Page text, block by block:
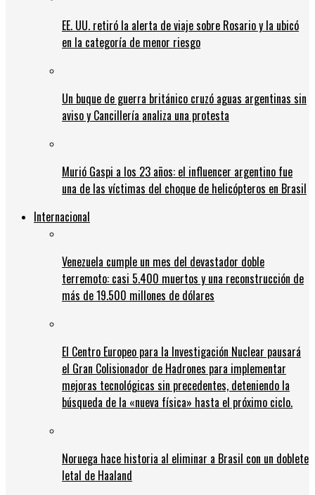
EE. UU. retiró la alerta de viaje sobre Rosario y la ubicó
en la categoría de menor riesgo
Un buque de guerra británico cruzó aguas argentinas sin
aviso y Cancillería analiza una protesta
Murió Gaspi a los 23 años: el influencer argentino fue
una de las víctimas del choque de helicópteros en Brasil
Internacional
Venezuela cumple un mes del devastador doble
terremoto: casi 5.400 muertos y una reconstrucción de
más de 19.500 millones de dólares
El Centro Europeo para la Investigación Nuclear pausará
el Gran Colisionador de Hadrones para implementar
mejoras tecnológicas sin precedentes, deteniendo la
búsqueda de la «nueva física» hasta el próximo ciclo.
Noruega hace historia al eliminar a Brasil con un doblete
letal de Haaland